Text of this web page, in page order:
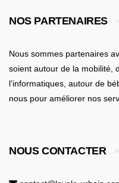
NOS PARTENAIRES
Nous sommes partenaires
soient autour de la mobilité
l’informatiques, autour de
nous pour améliorer nos
NOUS CONTACTER